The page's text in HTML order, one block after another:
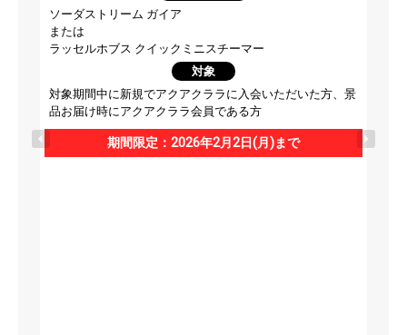
ソーダストリーム ガイア
または
ラッセルホブス クイックミニスチーマー
対象
対象期間中に新規でアクアクララに入会いただいた方、景
品お届け時にアクアクララ会員である方
期間限定：2026年2月2日(月)まで